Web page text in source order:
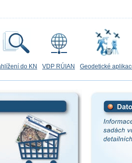
do KN VDP RÚIAN Geodetické